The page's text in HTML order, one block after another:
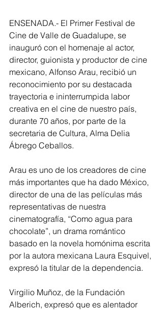
ENSENADA.- El Primer Festival de
Cine de Valle de Guadalupe, se
inauguró con el homenaje al actor,
director, guionista y productor de cine
mexicano, Alfonso Arau, recibió un
reconocimiento por su destacada
trayectoria e ininterrumpida labor
creativa en el cine de nuestro país,
durante 70 años, por parte de la
secretaria de Cultura, Alma Delia
Ábrego Ceballos.
Arau es uno de los creadores de cine
más importantes que ha dado México,
director de una de las películas más
representativas de nuestra
cinematografía, “Como agua para
chocolate”, un drama romántico
basado en la novela homónima escrita
por la autora mexicana Laura Esquivel,
expresó la titular de la dependencia.
Virgilio Muñoz, de la Fundación
Alberich, expresó que es alentador